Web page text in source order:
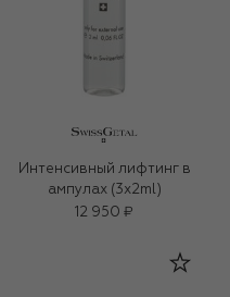
Интенсивный лифтинг в
ампулах (3x2ml)
12 950 ₽